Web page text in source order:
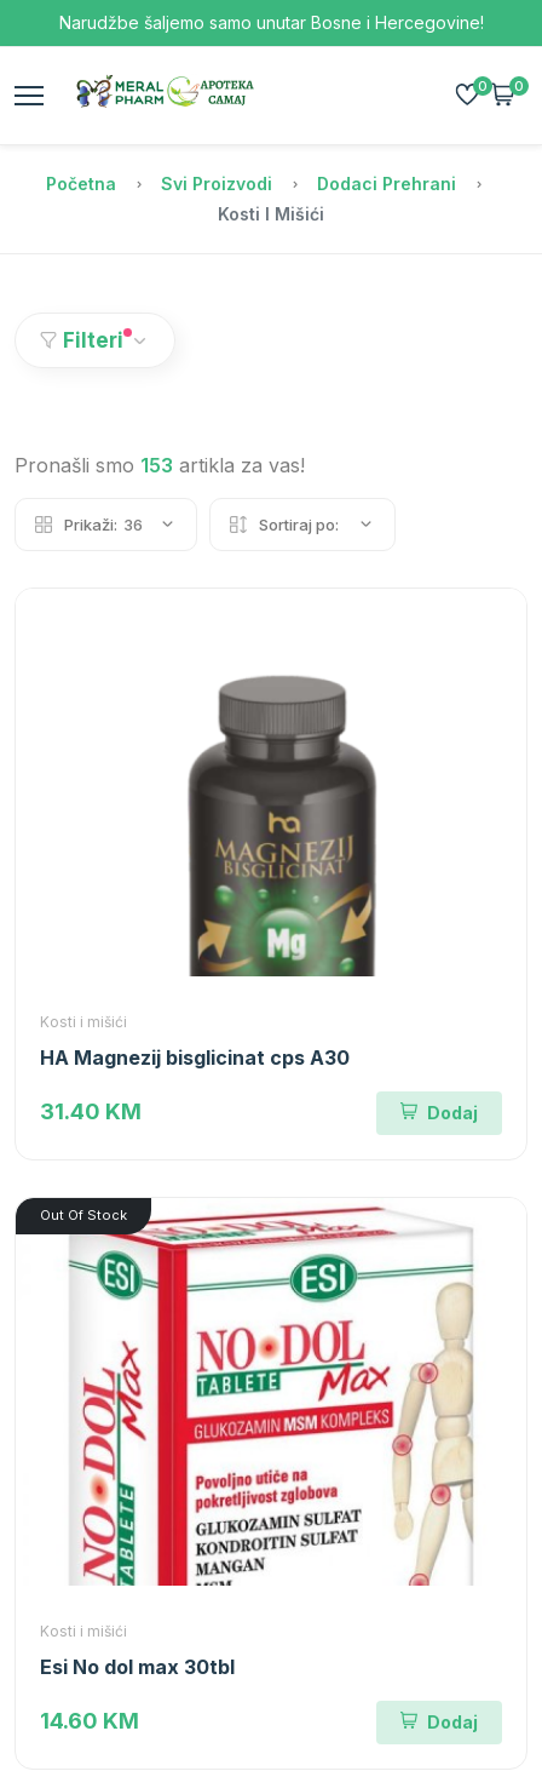
Narudžbe šaljemo samo unutar Bosne i Hercegovine!
0 0
Početna Svi Proizvodi
Dodaci Prehrani
Kosti I Mišići
Filteri
Pronašli smo 153 artikla za vas!
Prikaži: 36 Sortiraj po:
Kosti i mišići
HA Magnezij bisglicinat cps A30
31.40 KM Dodaj
Out Of Stock
Kosti i mišići
Esi No dol max 30tbl
14.60 KM Dodaj